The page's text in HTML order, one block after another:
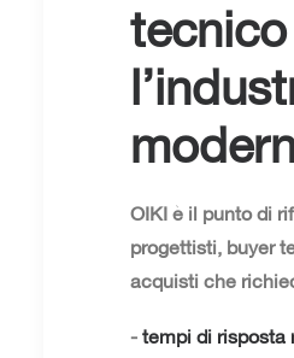
OIKI è il punto di
progettisti, buyer
acquisti che
- tempi di risposta